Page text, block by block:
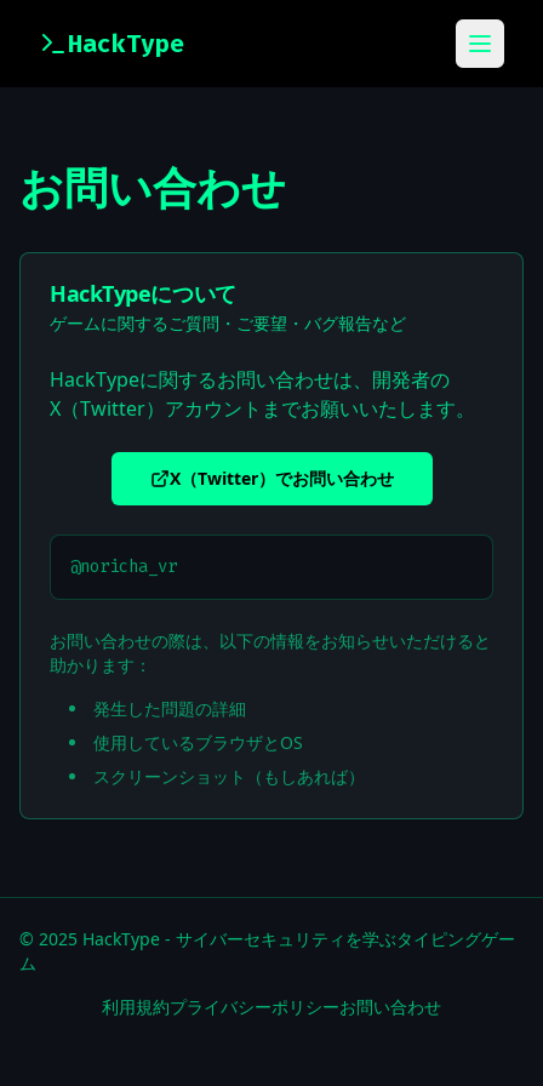
HackType メニュ
お問い合わせ
HackTypeについて
ゲームに関するご質問・ご要望・バグ報告など
HackTypeに関するお問い合わせは、開発者の
X（Twitter）アカウントまでお願いいたします。
X（Twitter）でお問い合わせ
@noricha_vr
お問い合わせの際は、以下の情報をお知らせいただけると
助かります：
発生した問題の詳細
使用しているブラウザとOS
スクリーンショット（もしあれば）
© 2025 HackType - サイバーセキュリティを学ぶタイピングゲー
ム
利用規約プライバシーポリシーお問い合わせ